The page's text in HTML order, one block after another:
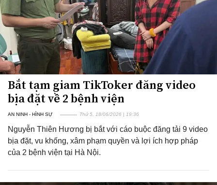
Bắt tạm giam TikToker đăng video
bịa đặt về 2 bệnh viện
AN NINH - HÌNH SỰ Thứ 5, 18/06/2026 | 19:36
Nguyễn Thiên Hương bị bắt với cáo buộc đăng tải 9 video
bịa đặt, vu khống, xâm phạm quyền và lợi ích hợp pháp
của 2 bệnh viện tại Hà Nội.